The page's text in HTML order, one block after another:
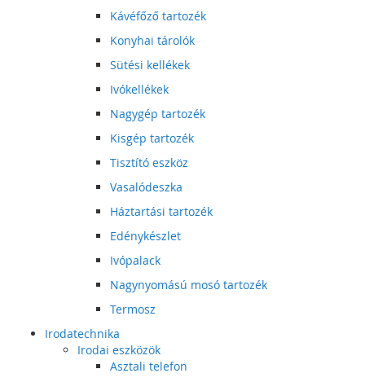
Kávéfőző tartozék
Konyhai tárolók
Sütési kellékek
Ivókellékek
Nagygép tartozék
Kisgép tartozék
Tisztító eszköz
Vasalódeszka
Háztartási tartozék
Edénykészlet
Ivópalack
Nagynyomású mosó tartozék
Termosz
Irodatechnika
Irodai eszközök
Asztali telefon